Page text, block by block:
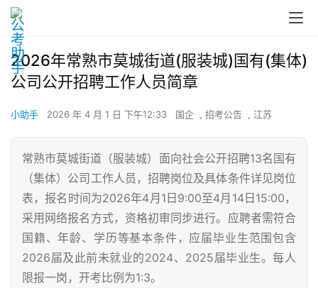
2026年常熟市莫城街道(服装城)国有(集体)
公司公开招聘工作人员简章
小助手 2026 年 4 月 1 日 下午12:33 国企 , 招考公告 , 江苏
常熟市莫城街道（服装城）面向社会公开招聘13名国有
（集体）公司工作人员，招聘岗位及具体条件详见岗位
表，报名时间为2026年4月1日9:00至4月14日15:00，
采用网络报名方式，资格初审同步进行。应聘者需符合
国籍、年龄、学历等基本条件，应届毕业生范围包含
2026届及此前未就业的2024、2025届毕业生。每人
限报一岗，开考比例为1:3。